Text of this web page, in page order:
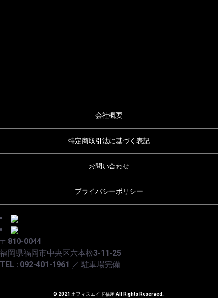
会社概要
特定商取引法に基づく表記
お問い合わせ
プライバシーポリシー
〒810-0044
福岡県福岡市中央区六本松3-11-25
TEL : 092-401-1961 ／ 駐車場完備
© 2021 オフィスエイド福屋 All Rights Reserved..